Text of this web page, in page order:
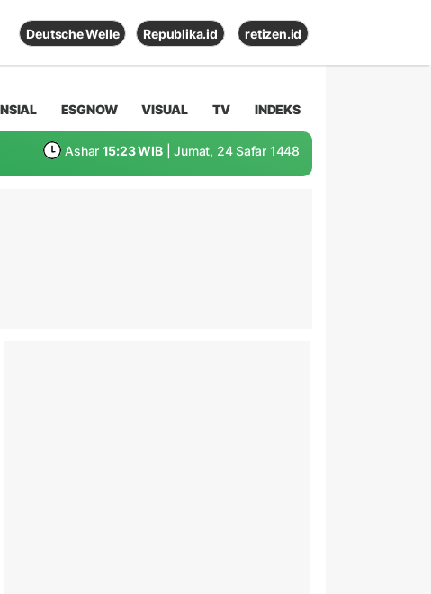
Deutsche Welle Republika.id retizen.id
ESGNOW VISUAL TV INDEKS
Ashar 15:23 WIB | Jumat, 24 Safar 1448